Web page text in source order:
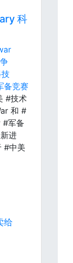
科
备竞赛
#技术
和 #
#军备
进
#中美
给